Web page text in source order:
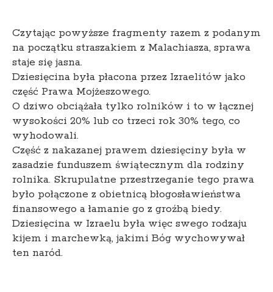
Czytając powyższe fragmenty razem z podanym
na początku straszakiem z Malachiasza, sprawa
staje się jasna.
Dziesięcina była płacona przez Izraelitów jako
część Prawa Mojżeszowego.
O dziwo obciążała tylko rolników i to w łącznej
wysokości 20% lub co trzeci rok 30% tego, co
wyhodowali.
Część z nakazanej prawem dziesięciny była w
zasadzie funduszem świątecznym dla rodziny
rolnika. Skrupulatne przestrzeganie tego prawa
było połączone z obietnicą błogosławieństwa
finansowego a łamanie go z groźbą biedy.
Dziesięcina w Izraelu była więc swego rodzaju
kijem i marchewką, jakimi Bóg wychowywał
ten naród.